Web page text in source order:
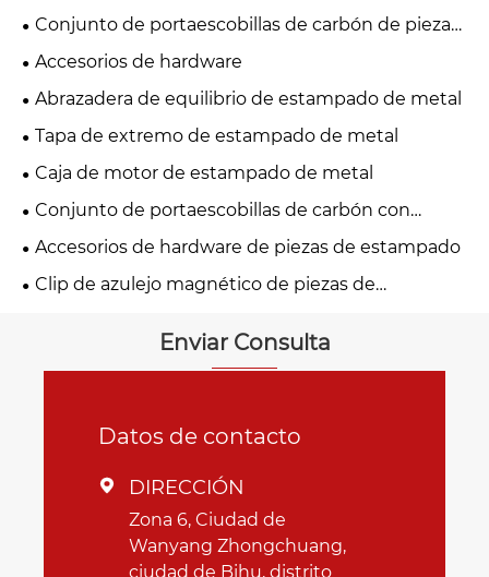
Conjunto de portaescobillas de carbón de piezas
de estampado de metal
Accesorios de hardware
Abrazadera de equilibrio de estampado de metal
Tapa de extremo de estampado de metal
Caja de motor de estampado de metal
Conjunto de portaescobillas de carbón con
estampado de metal
Accesorios de hardware de piezas de estampado
Clip de azulejo magnético de piezas de
Enviar Consulta
Datos de contacto
 DIRECCIÓN
Zona 6, Ciudad de
Wanyang Zhongchuang,
ciudad de Bihu, distrito